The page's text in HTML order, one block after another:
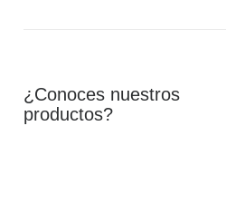
¿Conoces nuestros
productos?